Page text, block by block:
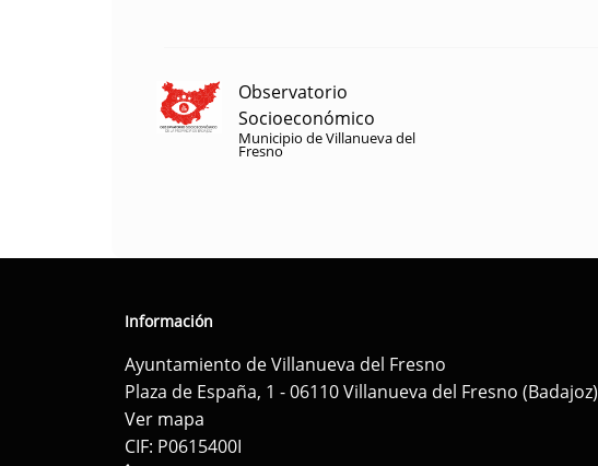
Observatorio
Socioeconómico
Municipio de Villanueva del
Fresno
Información
Ayuntamiento de Villanueva del Fresno
Plaza de España, 1 - 06110 Villanueva del Fresno (Badajoz)
Ver mapa
CIF: P0615400I